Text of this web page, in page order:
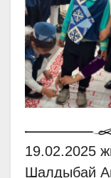
19.02.2025
Шалдыбай